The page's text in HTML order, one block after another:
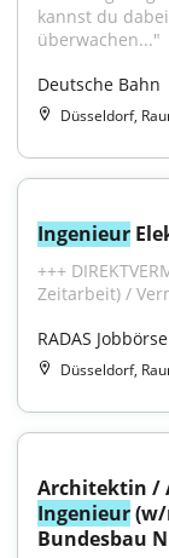
kannst du
überwachen..."
Deutsche Bahn
Düsseldorf,
Ingenieur
+++
Zeitarbeit) /
RADAS
Düsseldorf,
Architektin /
Ingenieur (w/
Bundesbau